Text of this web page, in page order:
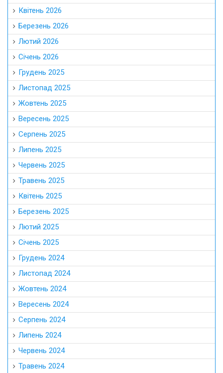
Квітень 2026
Березень 2026
Лютий 2026
Січень 2026
Грудень 2025
Листопад 2025
Жовтень 2025
Вересень 2025
Серпень 2025
Липень 2025
Червень 2025
Травень 2025
Квітень 2025
Березень 2025
Лютий 2025
Січень 2025
Грудень 2024
Листопад 2024
Жовтень 2024
Вересень 2024
Серпень 2024
Липень 2024
Червень 2024
Травень 2024